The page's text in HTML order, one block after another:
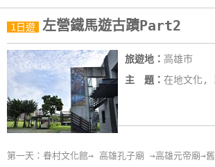
Line
線
客
服
紅
1日遊 左營鐵馬遊古蹟Part2
旅遊地： 高雄市
主 題： 在地文化,
第一天：眷村文化館→ 高雄孔子廟 →高雄元帝廟→